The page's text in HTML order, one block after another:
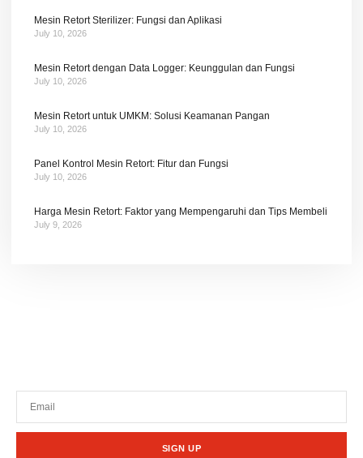
Mesin Retort Sterilizer: Fungsi dan Aplikasi
July 10, 2026
Mesin Retort dengan Data Logger: Keunggulan dan Fungsi
July 10, 2026
Mesin Retort untuk UMKM: Solusi Keamanan Pangan
July 10, 2026
Panel Kontrol Mesin Retort: Fitur dan Fungsi
July 10, 2026
Harga Mesin Retort: Faktor yang Mempengaruhi dan Tips Membeli
July 9, 2026
SIGN UP